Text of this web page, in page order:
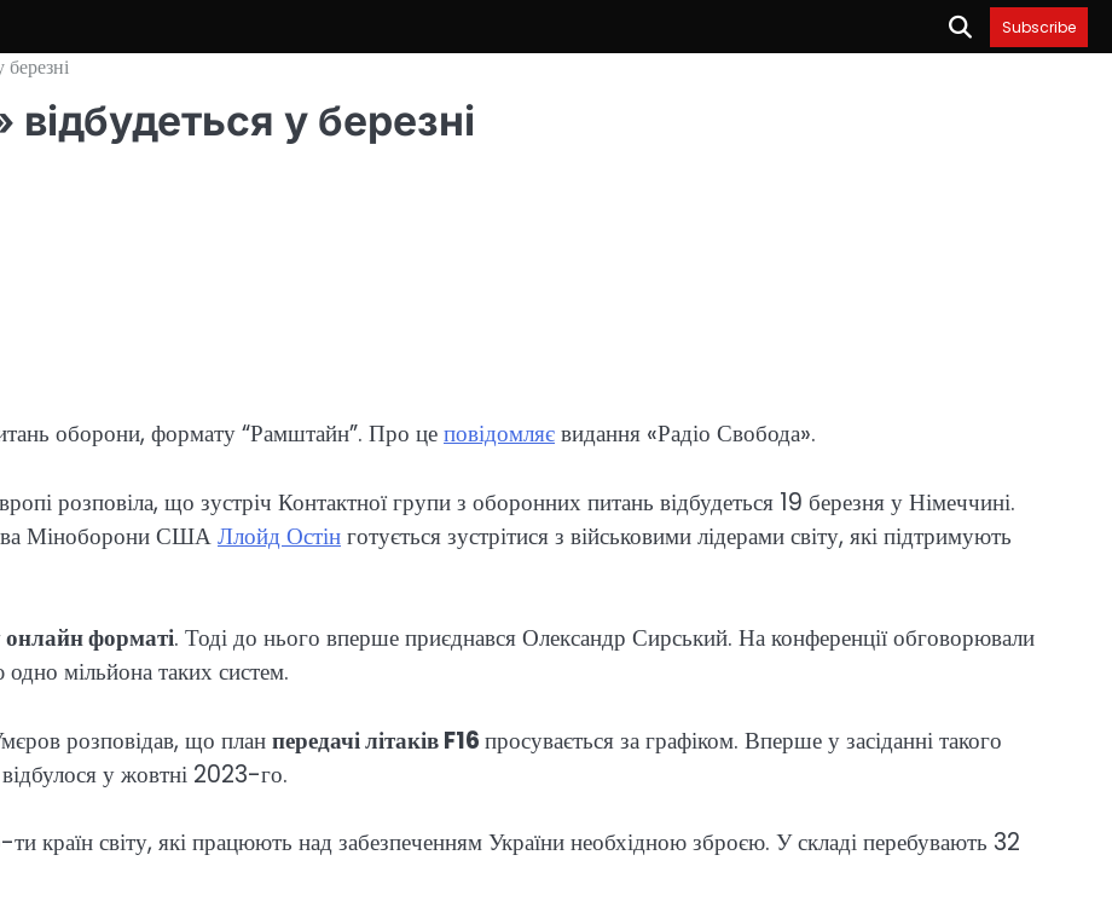
Subscribe
у березні
оборони, формату “Рамштайн”. Про цеповідомляєвидання «Радіо Свобода».
розповіла, що зустріч Контактної групи з оборонних питань відбудеться 19 березня у Німеччині.
Міноборони СШАЛлойд Остінготується зустрітися з військовими лідерами світу, які підтримують
форматі. Тоді до нього вперше приєднався Олександр Сирський. На конференції обговорювали
одно мільйона таких систем.
розповідав, що планпередачі літаків F16просувається за графіком. Вперше у засіданні такого
у жовтні 2023-го.
країн світу, які працюють над забезпеченням України необхідною зброєю. У складі перебувають 32